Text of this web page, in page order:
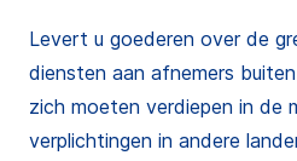
Levert u goederen over de
diensten aan afnemers
zich moeten verdiepen in de
verplichtingen in andere